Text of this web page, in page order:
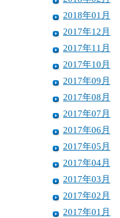
2018年01月
2017年12月
2017年11月
2017年10月
2017年09月
2017年08月
2017年07月
2017年06月
2017年05月
2017年04月
2017年03月
2017年02月
2017年01月